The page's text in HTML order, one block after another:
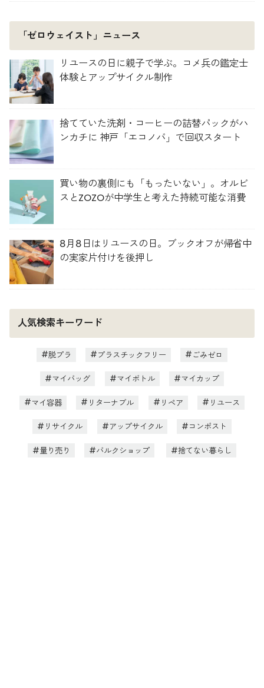
「ゼロウェイスト」ニュース
リユースの日に親子で学ぶ。コメ兵の鑑定士
体験とアップサイクル制作
捨てていた洗剤・コーヒーの詰替パックがハ
ンカチに 神戸「エコノバ」で回収スタート
買い物の裏側にも「もったいない」。オルビ
スとZOZOが中学生と考えた持続可能な消費
8月8日はリユースの日。ブックオフが帰省中
の実家片付けを後押し
人気検索キーワード
脱プラ プラスチックフリー ごみゼロ
マイバッグ マイボトル マイカップ
マイ容器 リターナブル リペア リユース
リサイクル アップサイクル コンポスト
量り売り バルクショップ 捨てない暮らし